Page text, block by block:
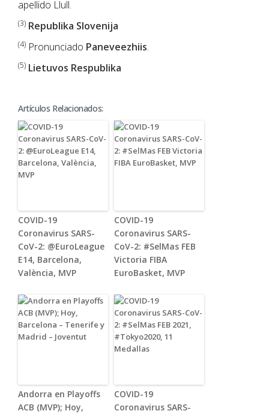
apellido Llull.
(3) Republika Slovenija
(4) Pronunciado Paneveezhiis.
(5) Lietuvos Respublika
Artículos Relacionados:
COVID-19
Coronavirus SARS-
CoV-2: @EuroLeague
E14, Barcelona,
València, MVP
COVID-19
Coronavirus SARS-
CoV-2: #SelMas FEB
Victoria FIBA
EuroBasket, MVP
Andorra en Playoffs
ACB (MVP); Hoy,
COVID-19
Coronavirus SARS-